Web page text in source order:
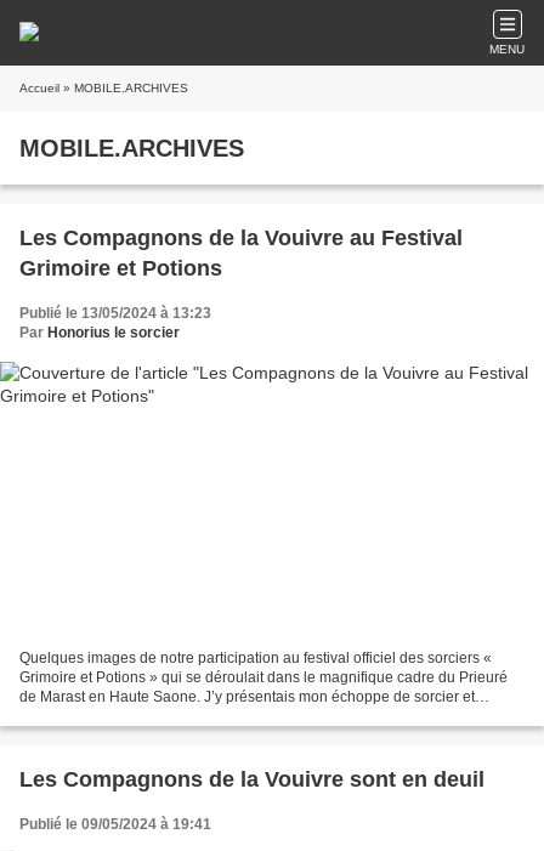
MENU
Accueil » MOBILE.ARCHIVES
MOBILE.ARCHIVES
Les Compagnons de la Vouivre au Festival
Grimoire et Potions
Publié le 13/05/2024 à 13:23
Par Honorius le sorcier
Quelques images de notre participation au festival officiel des sorciers «
Grimoire et Potions » qui se déroulait dans le magnifique cadre du Prieuré
de Marast en Haute Saone. J’y présentais mon échoppe de sorcier et
Les Compagnons de la Vouivre sont en deuil
Publié le 09/05/2024 à 19:41